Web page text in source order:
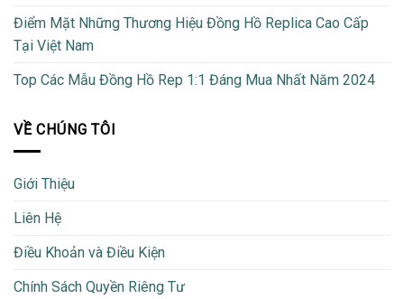
Điểm Mặt Những Thương Hiệu Đồng Hồ Replica Cao Cấp
Tại Việt Nam
Top Các Mẫu Đồng Hồ Rep 1:1 Đáng Mua Nhất Năm 2024
VỀ CHÚNG TÔI
Giới Thiệu
Liên Hệ
Điều Khoản và Điều Kiện
Chính Sách Quyền Riêng Tư